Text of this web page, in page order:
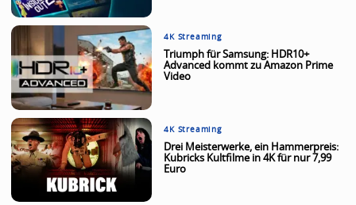
4K Streaming
Triumph für Samsung: HDR10+
Advanced kommt zu Amazon Prime
Video
4K Streaming
Drei Meisterwerke, ein Hammerpreis:
Kubricks Kultfilme in 4K für nur 7,99
Euro